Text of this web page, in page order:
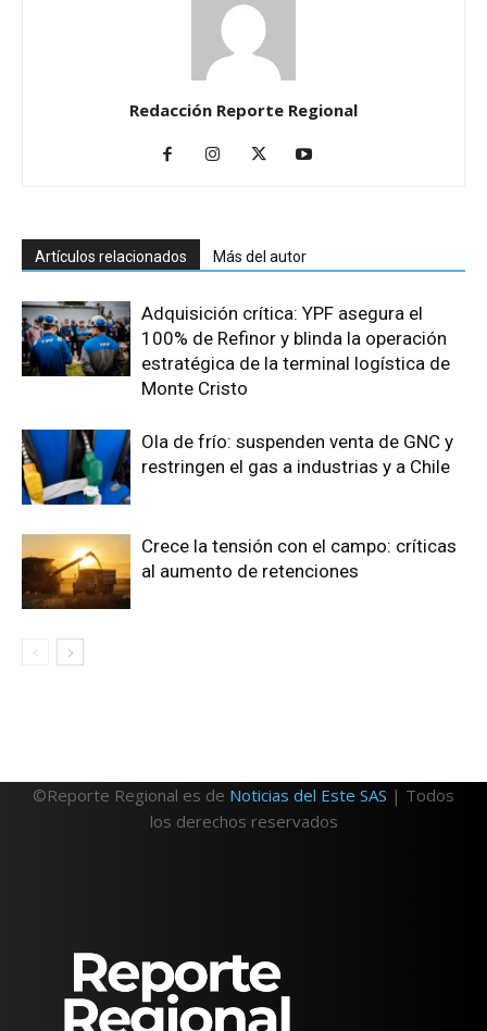
Redacción Reporte Regional
Artículos relacionados Más del autor
Adquisición crítica: YPF asegura el
100% de Refinor y blinda la operación
estratégica de la terminal logística de
Monte Cristo
Ola de frío: suspenden venta de GNC y
restringen el gas a industrias y a Chile
Crece la tensión con el campo: críticas
al aumento de retenciones
©Reporte Regional es de Noticias del Este SAS | Todos
los derechos reservados